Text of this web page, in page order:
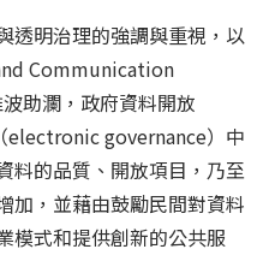
透明治理的強調與重視，以
Communication
助瀾，政府資料開放
electronic governance）中
料的品質、開放項目，乃至
加，並藉由鼓勵民間對資料
模式和提供創新的公共服